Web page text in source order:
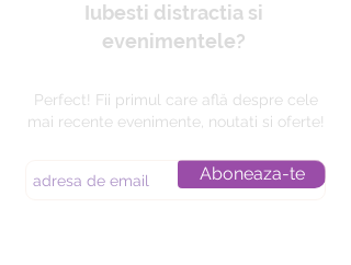
Iubesti distractia si
evenimentele?
Perfect! Fii primul care află despre cele
mai recente evenimente, noutati si oferte!
Aboneaza-te